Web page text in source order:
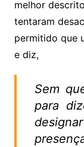
melhor
tentaram
permitido que
e diz,
Sem
para